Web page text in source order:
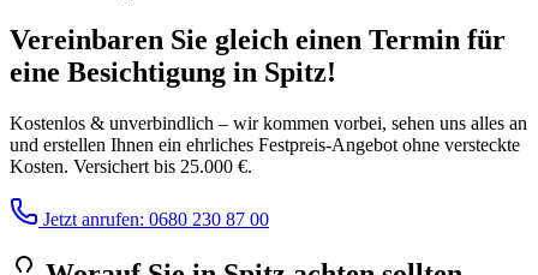
Vereinbaren Sie gleich einen Termin für
eine Besichtigung in Spitz!
Kostenlos & unverbindlich – wir kommen vorbei, sehen uns alles an
und erstellen Ihnen ein ehrliches Festpreis-Angebot ohne versteckte
Kosten. Versichert bis 25.000 €.
Jetzt anrufen: 0680 230 87 00